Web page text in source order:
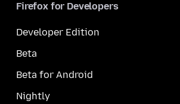
Firefox for Developers
Developer Edition
Beta
Beta for Android
Nightly